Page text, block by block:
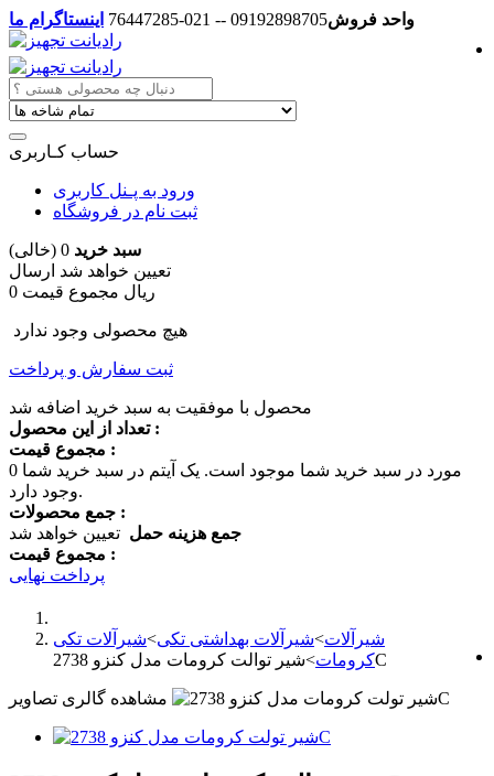
واحد فروش09192898705 -- 021-76447285 اینستاگرام ما
حساب کـاربری
ورود به پـنل کاربری
ثبت نام در فروشگاه
سبد خرید 0 (خالی)
تعیین خواهد شد ارسال
0 ریال مجموع قیمت
هیچ محصولی وجود ندارد
ثبت سفارش و پرداخت
محصول با موفقیت به سبد خرید اضافه شد
تعداد از این محصول :
مجموع قیمت :
0
مورد در سبد خرید شما موجود است. یک آیتم در سبد خرید شما
وجود دارد.
جمع محصولات :
جمع هزینه حمل تعیین خواهد شد
مجموع قیمت :
پرداخت نهایی
شیرآلات>شیرآلات بهداشتی تکی>شیرآلات تکی
کرومات> شیر توالت کرومات مدل کنزو 2738C
مشاهده گالری تصاویر